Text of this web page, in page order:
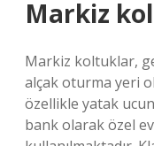
Markiz
Markiz koltuklar,
alçak oturma yeri
özellikle yatak
bank olarak özel